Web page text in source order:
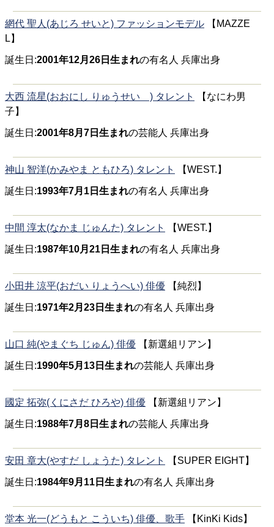
網代 聖人(あじろ せいと) ファッションモデル 【MAZZE
L】
誕生日:2001年12月26日生まれの有名人 兵庫出身
大西 流星(おおにし りゅうせい ) タレント
【なにわ男
子】
誕生日:2001年8月7日生まれの芸能人 兵庫出身
神山 智洋(かみやま ともひろ) タレント 【WEST.】
誕生日:1993年7月1日生まれの有名人 兵庫出身
中間 淳太(なかま じゅんた) タレント 【WEST.】
誕生日:1987年10月21日生まれの有名人 兵庫出身
小田井 涼平(おだい りょうへい) 俳優 【純烈】
誕生日:1971年2月23日生まれの有名人 兵庫出身
山口 純(やまぐち じゅん) 俳優 【新選組リアン】
誕生日:1990年5月13日生まれの芸能人 兵庫出身
國定 拓弥(くにさだ ひろや) 俳優 【新選組リアン】
誕生日:1988年7月8日生まれの芸能人 兵庫出身
安田 章大(やすだ しょうた) タレント 【SUPER EIGHT】
誕生日:1984年9月11日生まれの有名人 兵庫出身
堂本 光一(どうもと こういち) 俳優、歌手 【KinKi Kids】